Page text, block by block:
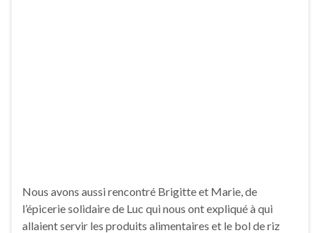
Nous avons aussi rencontré Brigitte et Marie, de
l’épicerie solidaire de Luc qui nous ont expliqué à qui
allaient servir les produits alimentaires et le bol de riz